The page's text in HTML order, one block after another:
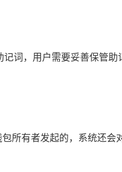
词，用户需要妥善保管
所有者发起的，系统还